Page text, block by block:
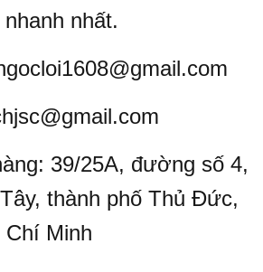
nhất.
39/25A, đường số 4,
thành phố Thủ Đức,
Chí Minh